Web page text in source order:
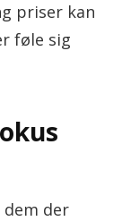
priser kan
føle sig
der